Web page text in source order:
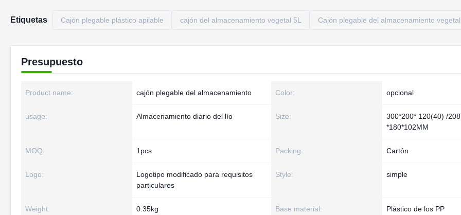
Etiquetas Cajón plegable plástico apilable cajón del almacenamiento vegetal 5L Cajón plegable del almacenamiento vegetal
Presupuesto
Product name: cajón plegable del almacenamiento Color: opcional
usage: Almacenamiento diario del lío Size:
300*200* 120(40) /208
*180*102MM
MOQ: 1pcs Packing: Cartón
Logo:
Logotipo modificado para requisitos
particulares
Style: simple
Weight: 0.35kg Base material: Plástico de los PP